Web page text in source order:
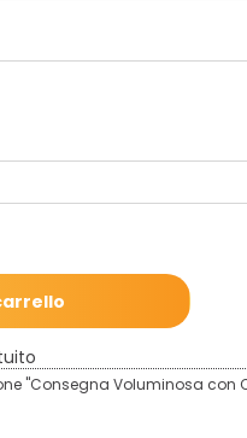
"Consegna Voluminosa con